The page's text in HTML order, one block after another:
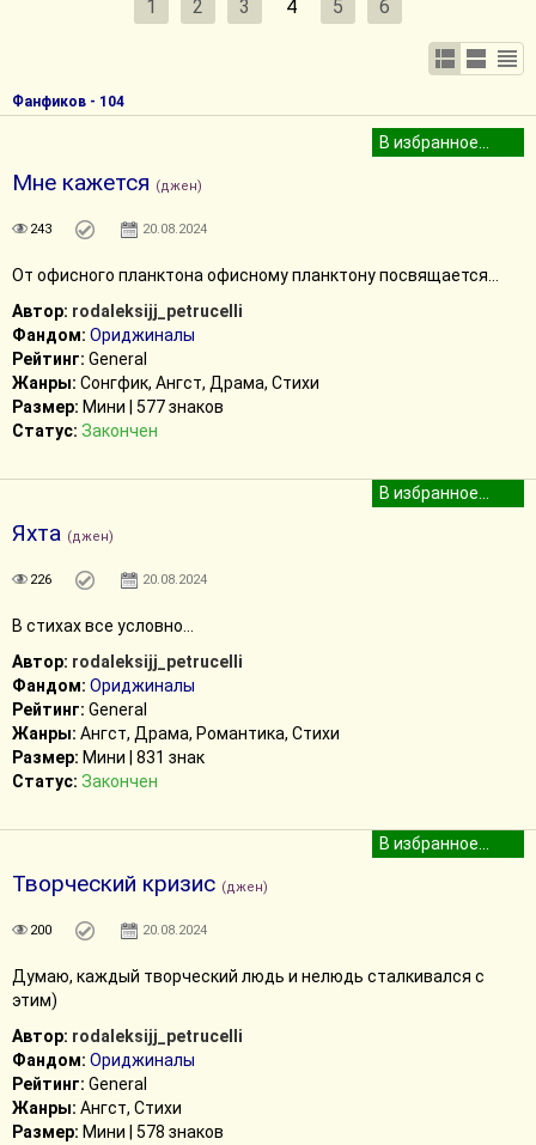
1 2 3 4 5 6
Фанфиков - 104
Мне кажется (джен)
243 20.08.2024
От офисного планктона офисному планктону посвящается...
Автор: rodaleksijj_petrucelli
Фандом: Ориджиналы
Рейтинг: General
Жанры: Сонгфик, Ангст, Драма, Стихи
Размер: Мини | 577 знаков
Статус: Закончен
Яхта (джен)
226 20.08.2024
В стихах все условно...
Автор: rodaleksijj_petrucelli
Фандом: Ориджиналы
Рейтинг: General
Жанры: Ангст, Драма, Романтика, Стихи
Размер: Мини | 831 знак
Статус: Закончен
Творческий кризис (джен)
200 20.08.2024
Думаю, каждый творческий людь и нелюдь сталкивался с
этим)
Автор: rodaleksijj_petrucelli
Фандом: Ориджиналы
Рейтинг: General
Жанры: Ангст, Стихи
Размер: Мини | 578 знаков